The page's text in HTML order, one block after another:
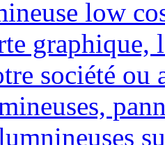
low
graphique,
société